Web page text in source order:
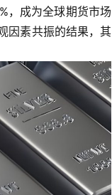
，成为全球期货市场
因素共振的结果，其